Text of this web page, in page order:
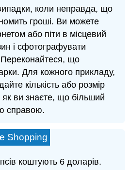
коли неправда, що
гроші. Ви можете
або піти в місцевий
і сфотографувати
що
Для кожного прикладу,
кількість або розмір
як ви знаєте, що більший
справою.
Shopping
коштують 6 доларів.